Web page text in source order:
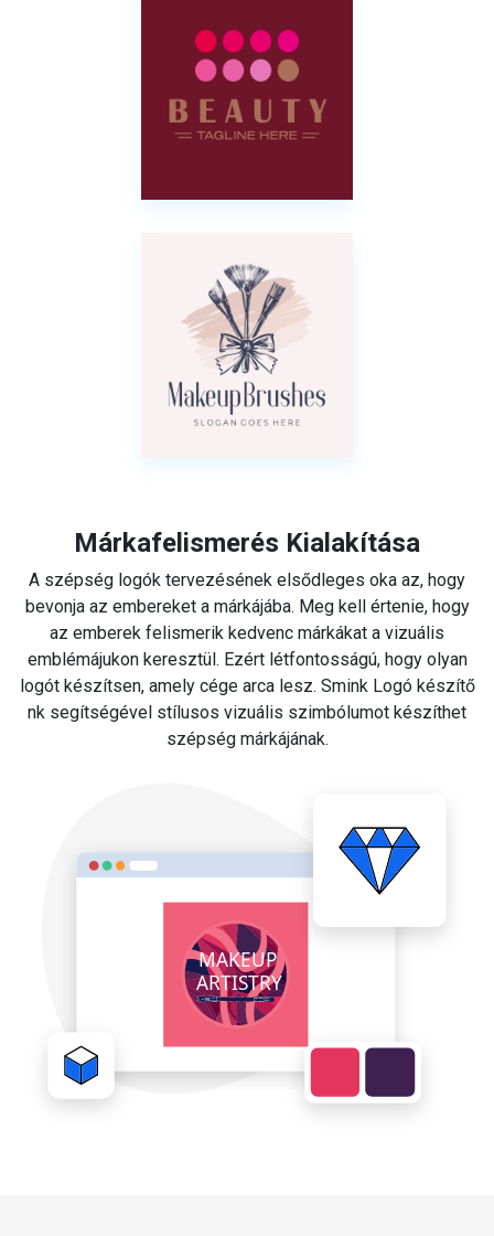
Márkafelismerés Kialakítása
A szépség logók tervezésének elsődleges oka az, hogy
bevonja az embereket a márkájába. Meg kell értenie, hogy
az emberek felismerik kedvenc márkákat a vizuális
emblémájukon keresztül. Ezért létfontosságú, hogy olyan
logót készítsen, amely cége arca lesz. Smink Logó készítő
nk segítségével stílusos vizuális szimbólumot készíthet
szépség márkájának.